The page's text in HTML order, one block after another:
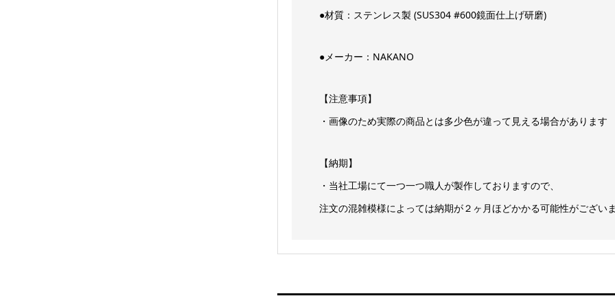
●材質：ステンレス製 (SUS304 #600鏡面仕上げ研磨)
●メーカー：NAKANO
【注意事項】
・画像のため実際の商品とは多少色が違って見える場合があります
【納期】
・当社工場にて一つ一つ職人が製作しておりますので、
注文の混雑模様によっては納期が２ヶ月ほどかかる可能性がござい